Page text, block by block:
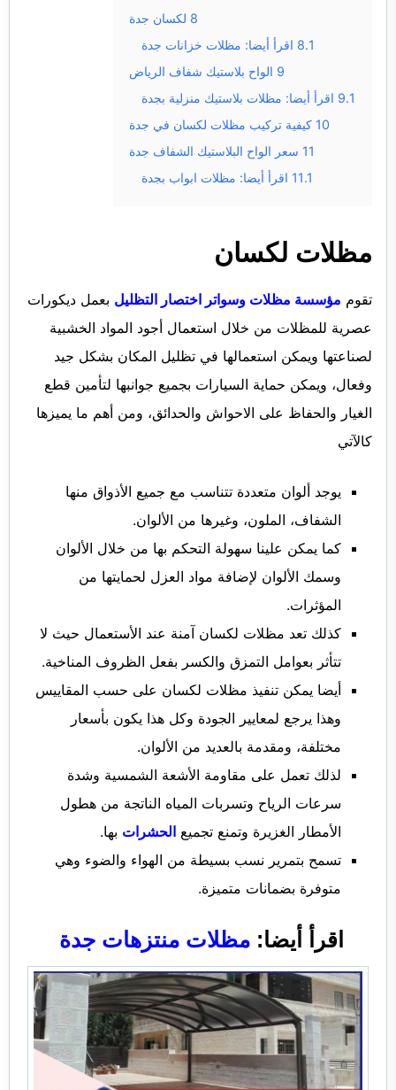
8 لكسان جدة
8.1 اقرأ أيضا: مظلات خزانات جدة
9 الواح بلاستيك شفاف الرياض
9.1 اقرأ أيضا: مظلات بلاستيك منزلية بجدة
10 كيفية تركيب مظلات لكسان في جدة
11 سعر الواح البلاستيك الشفاف جدة
11.1 اقرأ أيضا: مظلات ابواب بجدة
مظلات لكسان
تقوم مؤسسة مظلات وسواتر اختصار التظليل بعمل ديكورات
عصرية للمظلات من خلال استعمال أجود المواد الخشبية
لصناعتها ويمكن استعمالها في تظليل المكان بشكل جيد
وفعال، ويمكن حماية السيارات بجميع جوانبها لتأمين قطع
الغيار والحفاظ على الاحواش والحدائق، ومن أهم ما يميزها
كالآتي
يوجد ألوان متعددة تتناسب مع جميع الأذواق منها
الشفاف، الملون، وغيرها من الألوان.
كما يمكن علينا سهولة التحكم بها من خلال الألوان
وسمك الألوان لإضافة مواد العزل لحمايتها من
المؤثرات.
كذلك تعد مظلات لكسان آمنة عند الأستعمال حيث لا
تتأثر بعوامل التمزق والكسر بفعل الظروف المناخية.
أيضا يمكن تنفيذ مظلات لكسان على حسب المقاييس
وهذا يرجع لمعايير الجودة وكل هذا يكون بأسعار
مختلفة، ومقدمة بالعديد من الألوان.
لذلك تعمل على مقاومة الأشعة الشمسية وشدة
سرعات الرياح وتسربات المياه الناتجة من هطول
الأمطار الغزيرة وتمنع تجميع الحشرات بها.
تسمح بتمرير نسب بسيطة من الهواء والضوء وهي
متوفرة بضمانات متميزة.
اقرأ أيضا:مظلات منتزهات جدة